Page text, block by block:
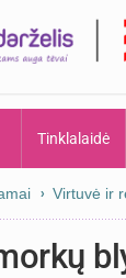
Tinklalaidė
Virtuvė ir